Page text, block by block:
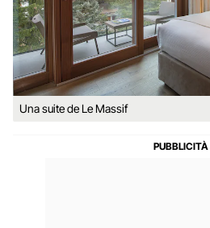
Una suite de Le Massif